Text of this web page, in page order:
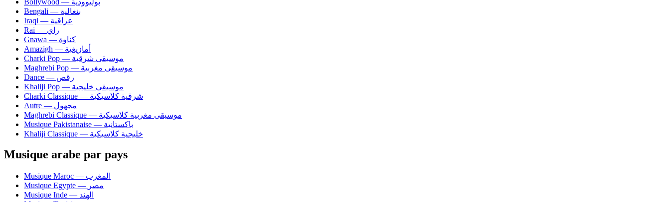
Bengali — بنغالية
Iraqi — عراقية
Rai — راي
Gnawa — كناوة
Amazigh — أمازيغية
Charki Pop — موسيقى شرقية
Maghrebi Pop — موسيقى مغربية
Dance — رقص
Khaliji Pop — موسيقى خليجية
Charki Classique — شرقية كلاسيكية
Autre — مجهول
Maghrebi Classique — موسيقى مغربية كلاسيكية
Musique Pakistanaise — باكستانية
Khaliji Classique — خليجية كلاسيكية
Musique arabe par pays
Musique Maroc — المغرب
Musique Egypte — مصر
Musique Inde — الهند